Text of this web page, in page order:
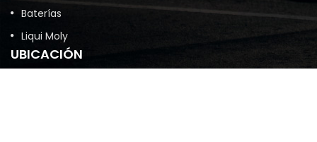
Baterías
Liqui Moly
UBICACIÓN